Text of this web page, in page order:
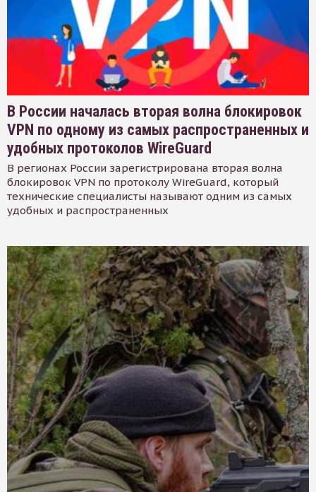
В России началась вторая волна блокировок
VPN по одному из самых распространенных и
удобных протоколов WireGuard
В регионах России зарегистрирована вторая волна
блокировок VPN по протоколу WireGuard, который
технические специалисты называют одним из самых
удобных и распространенных